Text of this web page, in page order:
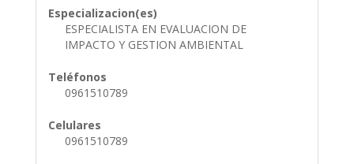
Especializacion(es)
ESPECIALISTA EN EVALUACION DE
IMPACTO Y GESTION AMBIENTAL
Teléfonos
0961510789
Celulares
0961510789